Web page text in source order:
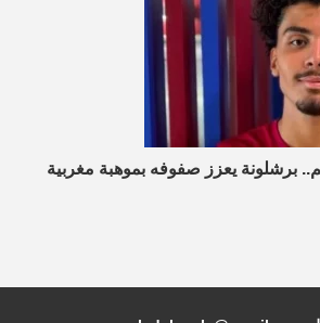
برشلونة يعزز صفوفه بموهبة مغربية